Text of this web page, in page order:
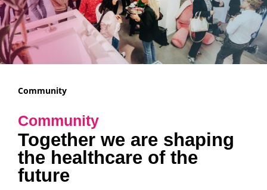
Community
Community
Together we are shaping
the healthcare of the
future